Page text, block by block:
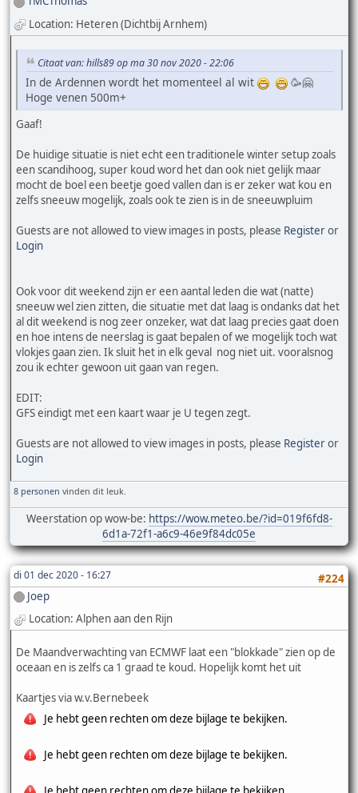
Location: Heteren (Dichtbij Arnhem)
Citaat van: hills89 op ma 30 nov 2020 - 22:06
In de Ardennen wordt het momenteel al wit
🥳🤗
Hoge venen 500m+
Gaaf!
De huidige situatie is niet echt een traditionele winter setup zoals
een scandihoog, super koud word het dan ook niet gelijk maar
mocht de boel een beetje goed vallen dan is er zeker wat kou en
zelfs sneeuw mogelijk, zoals ook te zien is in de sneeuwpluim
Guests are not allowed to view images in posts, please Registeror
Login
Ook voor dit weekend zijn er een aantal leden die wat (natte)
sneeuw wel zien zitten, die situatie met dat laag is ondanks dat het
al dit weekend is nog zeer onzeker, wat dat laag precies gaat doen
en hoe intens de neerslag is gaat bepalen of we mogelijk toch wat
vlokjes gaan zien. Ik sluit het in elk geval nog niet uit. vooralsnog
zou ik echter gewoon uit gaan van regen.
EDIT:
GFS eindigt met een kaart waar je U tegen zegt.
Guests are not allowed to view images in posts, please Registeror
Login
8 personen vinden dit leuk.
Weerstation op wow-be: https://wow.meteo.be/?id=019f6fd8-
6d1a-72f1-a6c9-46e9f84dc05e
di 01 dec 2020 - 16:27
#224
Joep
Location: Alphen aan den Rijn
De Maandverwachting van ECMWF laat een "blokkade" zien op de
oceaan en is zelfs ca 1 graad te koud. Hopelijk komt het uit
Kaartjes via w.v.Bernebeek
Je hebt geen rechten om deze bijlage te bekijken.
Je hebt geen rechten om deze bijlage te bekijken.